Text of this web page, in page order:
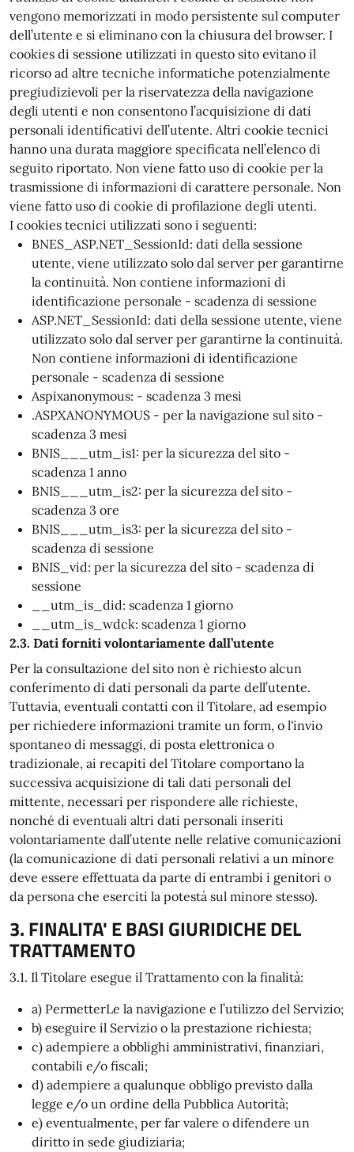
vengono memorizzati in modo persistente sul computer
dell’utente e si eliminano con la chiusura del browser. I
cookies di sessione utilizzati in questo sito evitano il
ricorso ad altre tecniche informatiche potenzialmente
pregiudizievoli per la riservatezza della navigazione
degli utenti e non consentono l’acquisizione di dati
personali identificativi dell’utente. Altri cookie tecnici
hanno una durata maggiore specificata nell’elenco di
seguito riportato. Non viene fatto uso di cookie per la
trasmissione di informazioni di carattere personale. Non
viene fatto uso di cookie di profilazione degli utenti.
I cookies tecnici utilizzati sono i seguenti:
BNES_ASP.NET_SessionId: dati della sessione
utente, viene utilizzato solo dal server per garantirne
la continuità. Non contiene informazioni di
identificazione personale - scadenza di sessione
ASP.NET_SessionId: dati della sessione utente, viene
utilizzato solo dal server per garantirne la continuità.
Non contiene informazioni di identificazione
personale - scadenza di sessione
Aspixanonymous: - scadenza 3 mesi
.ASPXANONYMOUS - per la navigazione sul sito -
scadenza 3 mesi
BNIS___utm_is1: per la sicurezza del sito -
scadenza 1 anno
BNIS___utm_is2: per la sicurezza del sito -
scadenza 3 ore
BNIS___utm_is3: per la sicurezza del sito -
scadenza di sessione
BNIS_vid: per la sicurezza del sito - scadenza di
sessione
__utm_is_did: scadenza 1 giorno
__utm_is_wdck: scadenza 1 giorno
2.3. Dati forniti volontariamente dall’utente
Per la consultazione del sito non è richiesto alcun
conferimento di dati personali da parte dell’utente.
Tuttavia, eventuali contatti con il Titolare, ad esempio
per richiedere informazioni tramite un form, o l'invio
spontaneo di messaggi, di posta elettronica o
tradizionale, ai recapiti del Titolare comportano la
successiva acquisizione di tali dati personali del
mittente, necessari per rispondere alle richieste,
nonché di eventuali altri dati personali inseriti
volontariamente dall’utente nelle relative comunicazioni
(la comunicazione di dati personali relativi a un minore
deve essere effettuata da parte di entrambi i genitori o
da persona che eserciti la potestà sul minore stesso).
3. FINALITA' E BASI GIURIDICHE DEL
TRATTAMENTO
3.1. Il Titolare esegue il Trattamento con la finalità:
a) PermetterLe la navigazione e l’utilizzo del Servizio;
b) eseguire il Servizio o la prestazione richiesta;
c) adempiere a obblighi amministrativi, finanziari,
contabili e/o fiscali;
d) adempiere a qualunque obbligo previsto dalla
legge e/o un ordine della Pubblica Autorità;
e) eventualmente, per far valere o difendere un
diritto in sede giudiziaria;